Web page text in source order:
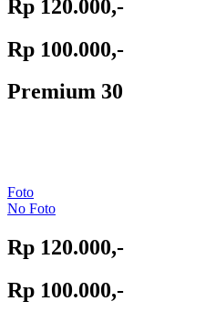
Rp 120.000,-
Rp 100.000,-
Premium 30
Foto
No Foto
Rp 120.000,-
Rp 100.000,-